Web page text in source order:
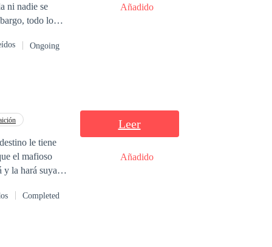
ni nadie se
todo lo
la haráOngoing
Añadido
le tiene
y la hará suya
mafias se
Completed
Leer
Añadido